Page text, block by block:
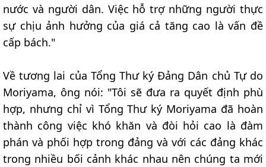
nước và người dân. Việc hỗ trợ những người thực
sự chịu ảnh hưởng của giá cả tăng cao là vấn đề
cấp bách."
Về tương lai của Tổng Thư ký Đảng Dân chủ Tự do
Moriyama, ông nói: "Tôi sẽ đưa ra quyết định phù
hợp, nhưng chỉ vì Tổng Thư ký Moriyama đã hoàn
thành công việc khó khăn và đòi hỏi cao là đàm
phán và phối hợp trong đảng và với các đảng khác
trong nhiều bối cảnh khác nhau nên chúng ta mới